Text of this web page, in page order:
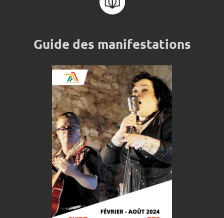
Guide des manifestations